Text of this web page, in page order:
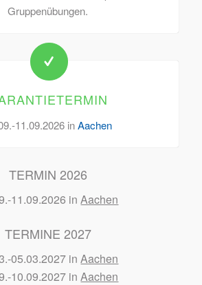
Gruppenübungen.
11.09.2026 inAachen
TERMIN 2026
11.09.2026 inAachen
TERMINE 2027
05.03.2027 inAachen
10.09.2027 inAachen